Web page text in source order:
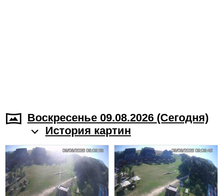
Воскресенье 09.08.2026 (Cегодня)
История картин